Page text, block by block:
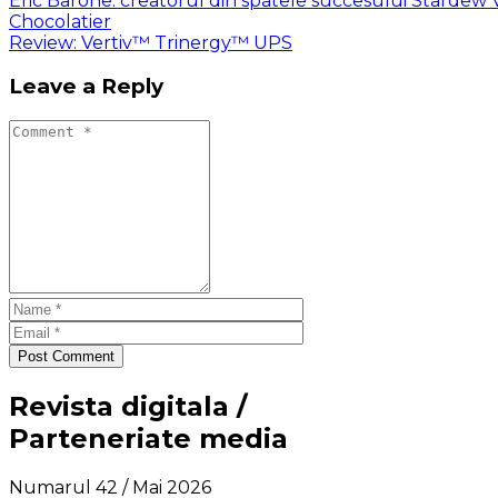
Chocolatier
Review: Vertiv™ Trinergy™ UPS
Leave a Reply
Post Comment
Revista digitala /
Parteneriate media
Numarul 42 / Mai 2026